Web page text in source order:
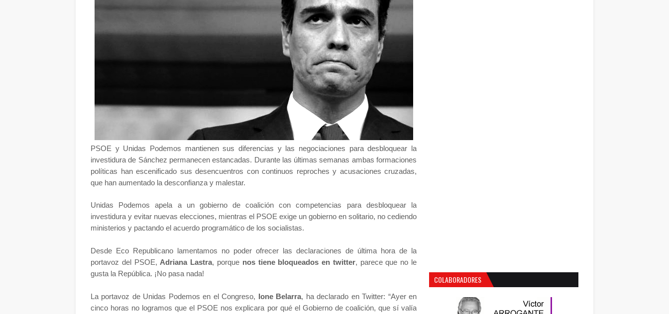
PSOE y Unidas Podemos mantienen sus diferencias y las negociaciones para desbloquear la
investidura de Sánchez permanecen estancadas. Durante las últimas semanas ambas formaciones
políticas han escenificado sus desencuentros con continuos reproches y acusaciones cruzadas,
que han aumentado la desconfianza y malestar.
Unidas Podemos apela a un gobierno de coalición con competencias para desbloquear la
investidura y evitar nuevas elecciones, mientras el PSOE exige un gobierno en solitario, no cediendo
ministerios y pactando el acuerdo programático de los socialistas.
Desde Eco Republicano lamentamos no poder ofrecer las declaraciones de última hora de la
portavoz del PSOE, Adriana Lastra, porque nos tiene bloqueados en twitter, parece que no le
gusta la República. ¡No pasa nada!
La portavoz de Unidas Podemos en el Congreso, Ione Belarra, ha declarado en Twitter: “Ayer en
cinco horas no logramos que el PSOE nos explicara por qué el Gobierno de coalición, que sí valía
COLABORADORES